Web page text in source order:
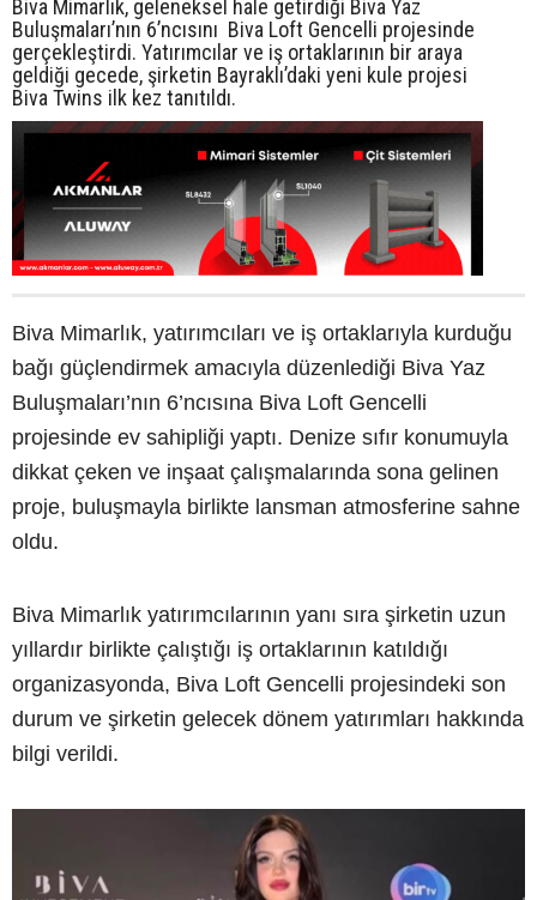
Biva Mimarlık, geleneksel hale getirdiği Biva Yaz
Buluşmaları’nın 6’ncısını Biva Loft Gencelli projesinde
gerçekleştirdi. Yatırımcılar ve iş ortaklarının bir araya
geldiği gecede, şirketin Bayraklı’daki yeni kule projesi
Biva Twins ilk kez tanıtıldı.
Biva Mimarlık, yatırımcıları ve iş ortaklarıyla kurduğu
bağı güçlendirmek amacıyla düzenlediği Biva Yaz
Buluşmaları’nın 6’ncısına Biva Loft Gencelli
projesinde ev sahipliği yaptı. Denize sıfır konumuyla
dikkat çeken ve inşaat çalışmalarında sona gelinen
proje, buluşmayla birlikte lansman atmosferine sahne
oldu.
Biva Mimarlık yatırımcılarının yanı sıra şirketin uzun
yıllardır birlikte çalıştığı iş ortaklarının katıldığı
organizasyonda, Biva Loft Gencelli projesindeki son
durum ve şirketin gelecek dönem yatırımları hakkında
bilgi verildi.